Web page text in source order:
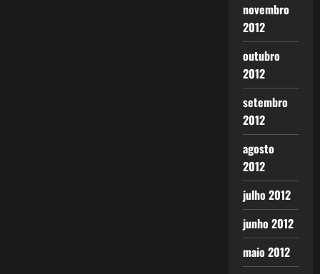
novembro
2012
outubro
2012
setembro
2012
agosto
2012
julho 2012
junho 2012
maio 2012